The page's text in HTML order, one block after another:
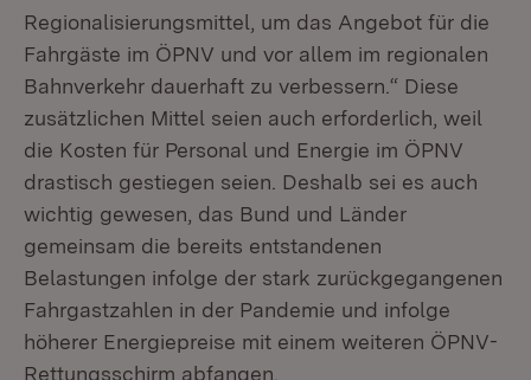
Regionalisierungsmittel, um das Angebot für die
Fahrgäste im ÖPNV und vor allem im regionalen
Bahnverkehr dauerhaft zu verbessern.“ Diese
zusätzlichen Mittel seien auch erforderlich, weil
die Kosten für Personal und Energie im ÖPNV
drastisch gestiegen seien. Deshalb sei es auch
wichtig gewesen, das Bund und Länder
gemeinsam die bereits entstandenen
Belastungen infolge der stark zurückgegangenen
Fahrgastzahlen in der Pandemie und infolge
höherer Energiepreise mit einem weiteren ÖPNV-
Rettungsschirm abfangen.